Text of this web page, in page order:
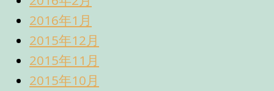
2016年1月
2015年12月
2015年11月
2015年10月